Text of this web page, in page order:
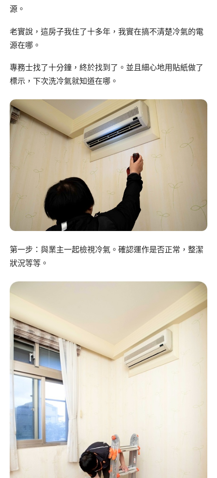
源。
老實說，這房子我住了十多年，我實在搞不清楚冷氣的電
源在哪。
專務士找了十分鐘，終於找到了。並且細心地用貼紙做了
標示，下次洗冷氣就知道在哪。
第一步：與業主一起檢視冷氣。確認運作是否正常，整潔
狀況等等。